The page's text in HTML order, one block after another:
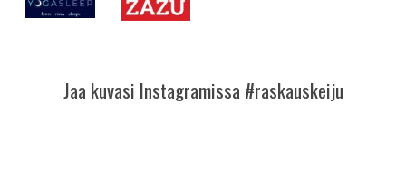
Jaa kuvasi Instagramissa #raskauskeiju